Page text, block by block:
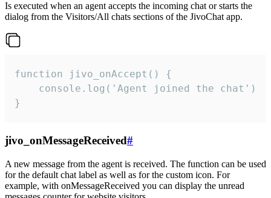
Is executed when an agent accepts the incoming chat or starts the
dialog from the Visitors/All chats sections of the JivoChat app.
function jivo_onAccept() {
}
jivo_onMessageReceived#
A new message from the agent is received. The function can be used
for the default chat label as well as for the custom icon. For
example, with onMessageReceived you can display the unread